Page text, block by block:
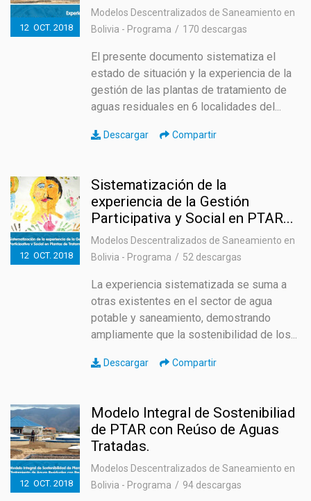
12 OCT. 2018
Modelos Descentralizados de Saneamiento en
Bolivia - Programa
170 descargas
El presente documento sistematiza el
estado de situación y la experiencia de la
gestión de las plantas de tratamiento de
aguas residuales en 6 localidades del...
Descargar Compartir
12 OCT. 2018
Sistematización de la
experiencia de la Gestión
Participativa y Social en PTAR...
Modelos Descentralizados de Saneamiento en
Bolivia - Programa
52 descargas
La experiencia sistematizada se suma a
otras existentes en el sector de agua
potable y saneamiento, demostrando
ampliamente que la sostenibilidad de los...
Descargar Compartir
12 OCT. 2018
Modelo Integral de Sostenibiliad
de PTAR con Reúso de Aguas
Tratadas.
Modelos Descentralizados de Saneamiento en
Bolivia - Programa
94 descargas